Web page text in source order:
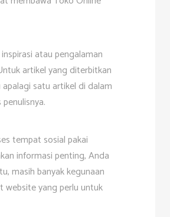
atau pengalaman
artikel yang diterbitkan
satu artikel di dalam
tempat sosial pakai
informasi penting, Anda
masih banyak kegunaan
website yang perlu untuk